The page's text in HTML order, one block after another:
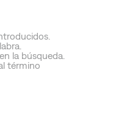
la búsqueda.
término